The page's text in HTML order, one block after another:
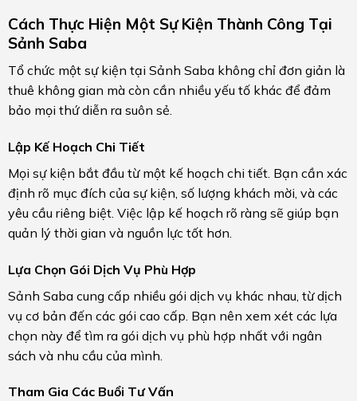
Cách Thực Hiện Một Sự Kiện Thành Công Tại
Sảnh Saba
Tổ chức một sự kiện tại Sảnh Saba không chỉ đơn giản là
thuê không gian mà còn cần nhiều yếu tố khác để đảm
bảo mọi thứ diễn ra suôn sẻ.
Lập Kế Hoạch Chi Tiết
Mọi sự kiện bắt đầu từ một kế hoạch chi tiết. Bạn cần xác
định rõ mục đích của sự kiện, số lượng khách mời, và các
yêu cầu riêng biệt. Việc lập kế hoạch rõ ràng sẽ giúp bạn
quản lý thời gian và nguồn lực tốt hơn.
Lựa Chọn Gói Dịch Vụ Phù Hợp
Sảnh Saba cung cấp nhiều gói dịch vụ khác nhau, từ dịch
vụ cơ bản đến các gói cao cấp. Bạn nên xem xét các lựa
chọn này để tìm ra gói dịch vụ phù hợp nhất với ngân
sách và nhu cầu của mình.
Tham Gia Các Buổi Tư Vấn